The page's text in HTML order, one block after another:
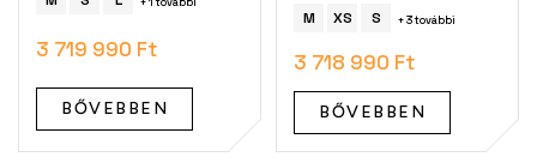
3 719 990 Ft
BŐVEBBEN
M XS S + 3 további
3 718 990 Ft
BŐVEBBEN